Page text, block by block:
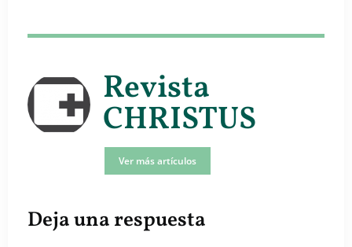
Revista
CHRISTUS
Ver más artículos
Deja una respuesta